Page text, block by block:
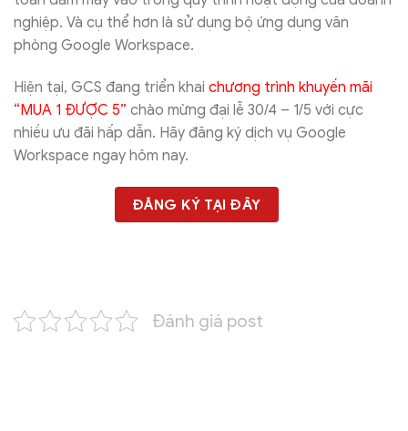
nghiệp. Và cụ thể hơn là sử dụng bộ ứng dụng văn
phòng Google Workspace.
Hiện tại, GCS đang triển khai chương trình khuyến mãi
“MUA 1 ĐƯỢC 5” chào mừng đại lễ 30/4 – 1/5 với cực
nhiều ưu đãi hấp dẫn. Hãy đăng ký dịch vụ Google
Workspace ngay hôm nay.
ĐĂNG KÝ TẠI ĐÂY
Đánh giá post